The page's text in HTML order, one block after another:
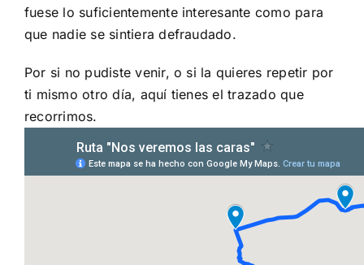
fuese lo suficientemente interesante como para
que nadie se sintiera defraudado.
Por si no pudiste venir, o si la quieres repetir por
ti mismo otro día, aquí tienes el trazado que
recorrimos.